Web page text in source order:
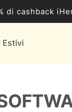
di cashback
Estivi